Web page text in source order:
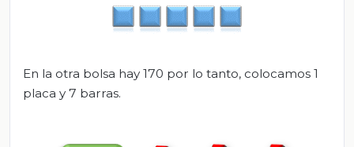
En la otra bolsa hay 170 por lo tanto, colocamos 1
placa y 7 barras.